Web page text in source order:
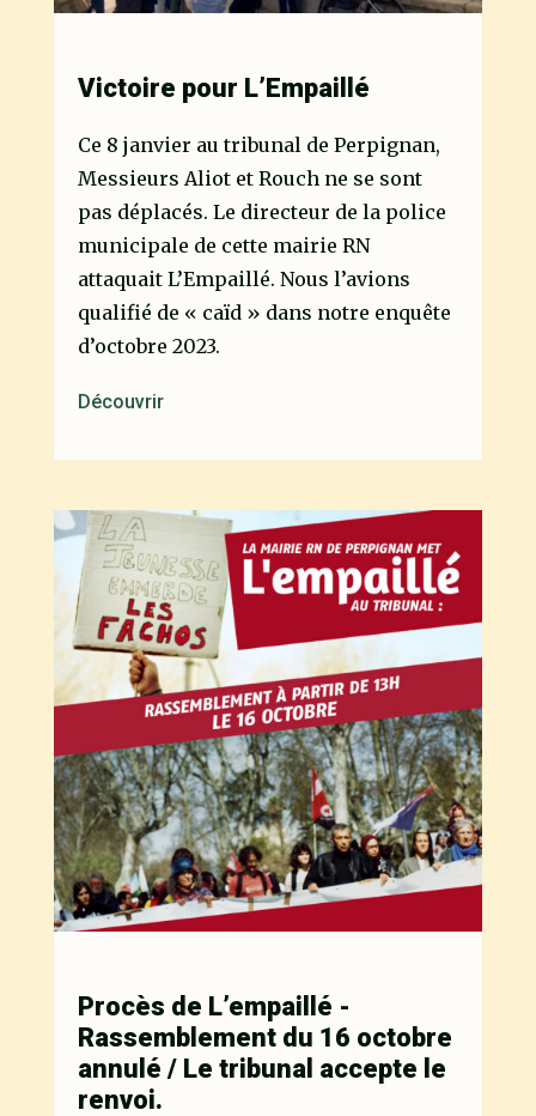
Victoire pour L’Empaillé
Ce 8 janvier au tribunal de Perpignan,
Messieurs Aliot et Rouch ne se sont
pas déplacés. Le directeur de la police
municipale de cette mairie RN
attaquait L’Empaillé. Nous l’avions
qualifié de « caïd » dans notre enquête
d’octobre 2023.
Découvrir
Procès de L’empaillé -
Rassemblement du 16 octobre
annulé / Le tribunal accepte le
renvoi.